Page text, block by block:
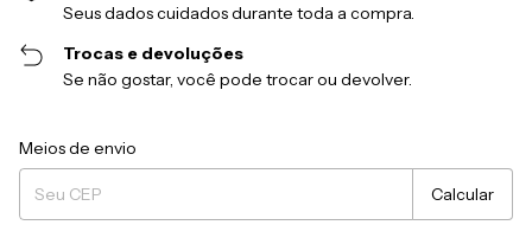
Seus dados cuidados durante toda a compra.
Trocas e devoluções
Se não gostar, você pode trocar ou devolver.
Entregas para o CEP:
Meios de envio
Calcular